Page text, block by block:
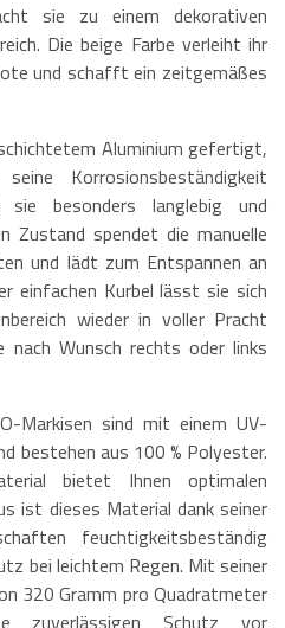
sie zu einem dekorativen
Die beige Farbe verleiht ihr
und schafft ein zeitgemäßes
Aluminium gefertigt,
Korrosionsbeständigkeit
besonders langlebig und
spendet die manuelle
und lädt zum Entspannen an
einfachen Kurbel lässt sie sich
wieder in voller Pracht
Wunsch rechts oder links
Markisen sind mit einem UV-
bestehen aus 100 % Polyester.
bietet Ihnen optimalen
ist dieses Material dank seiner
feuchtigkeitsbeständig
bei leichtem Regen. Mit seiner
320 Gramm pro Quadratmeter